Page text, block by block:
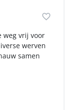
weg vrij voor
werven
samen